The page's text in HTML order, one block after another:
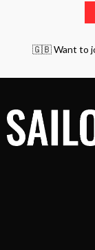
🇬🇧 Want to